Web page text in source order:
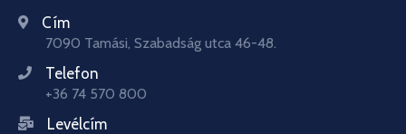
Cím
7090 Tamási, Szabadság utca 46-48.
Telefon
+36 74 570 800
Levélcím